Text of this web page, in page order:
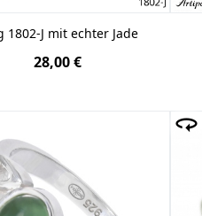
1802-J mit echter Jade
28,00 €